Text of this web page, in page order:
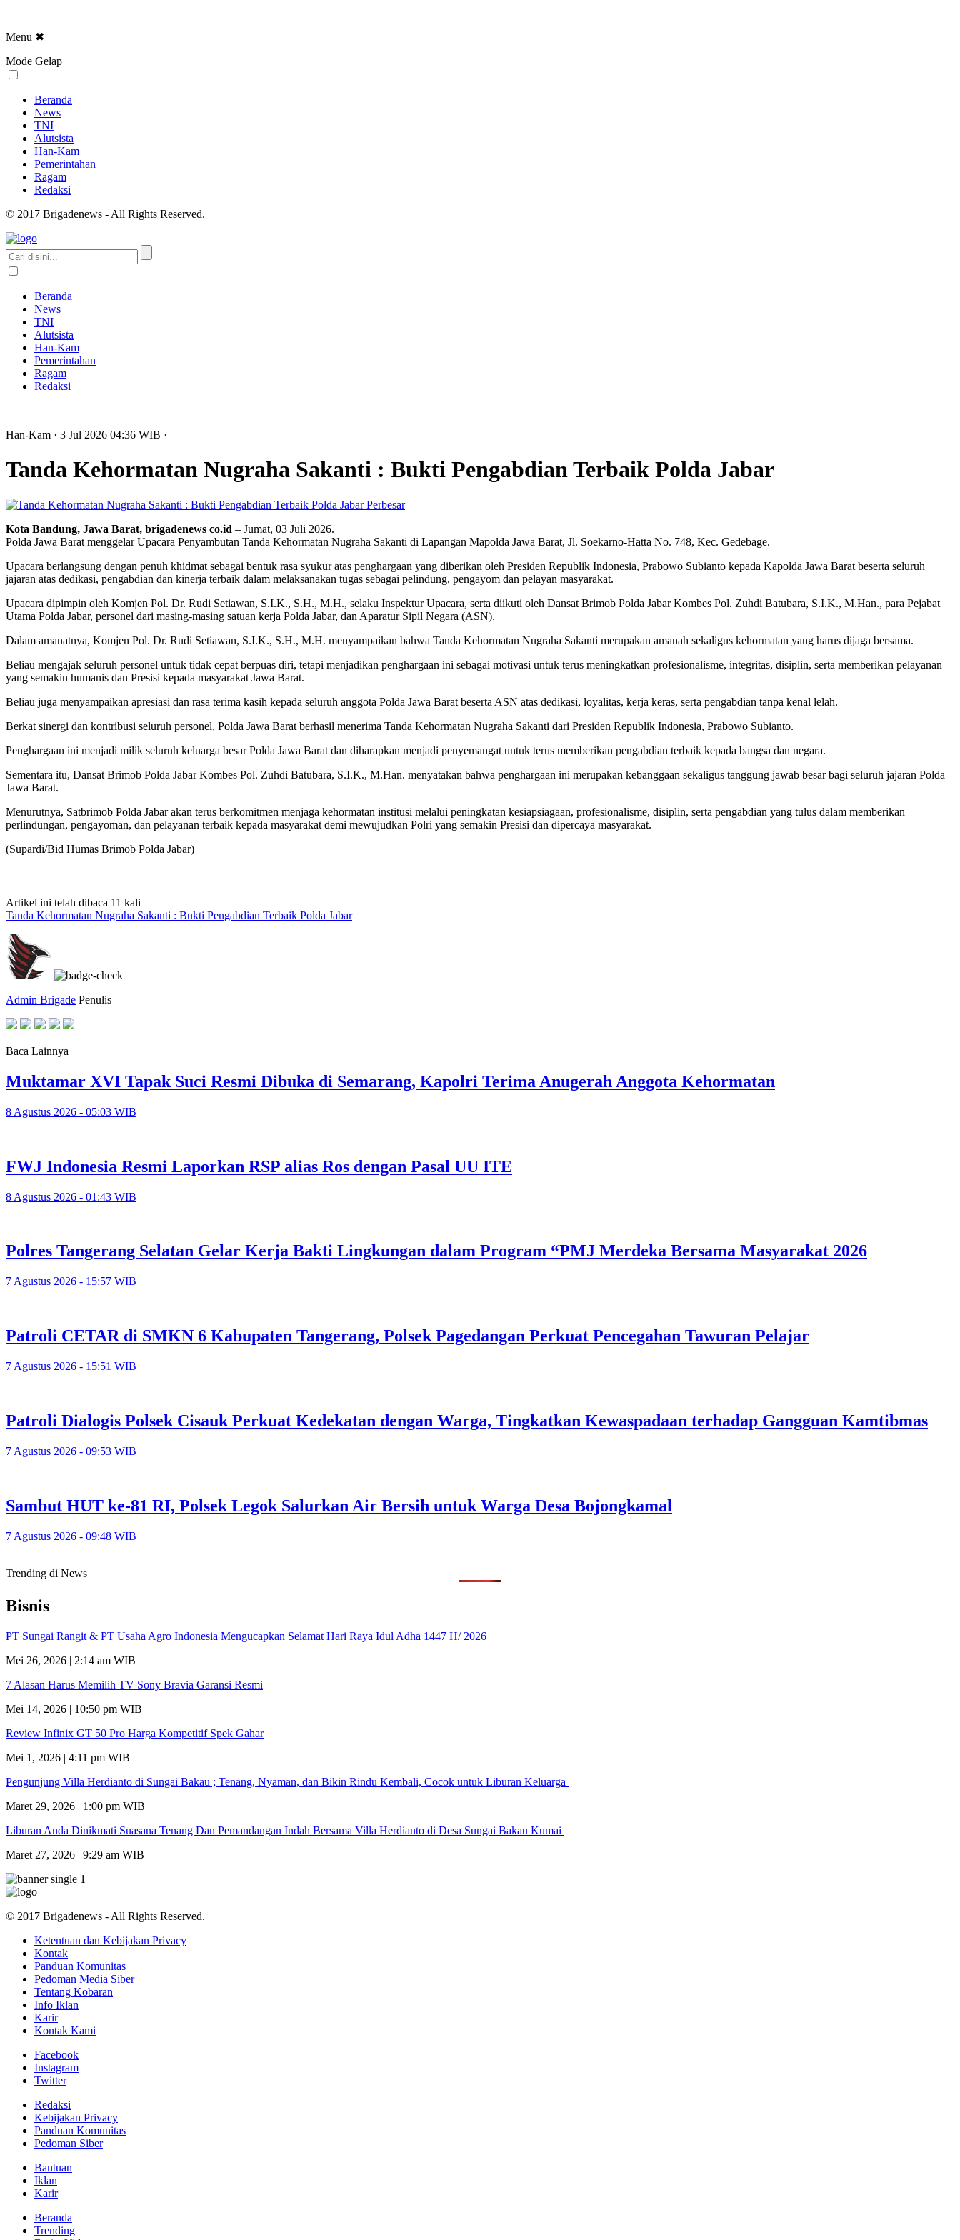
Menu ✖
Mode Gelap
Beranda
News
TNI
Alutsista
Han-Kam
Pemerintahan
Ragam
Redaksi
© 2017 Brigadenews - All Rights Reserved.
Beranda
News
TNI
Alutsista
Han-Kam
Pemerintahan
Ragam
Redaksi
Han-Kam · 3 Jul 2026 04:36 WIB ·
Tanda Kehormatan Nugraha Sakanti : Bukti Pengabdian Terbaik Polda Jabar
Perbesar
Kota Bandung, Jawa Barat, brigadenews co.id – Jumat, 03 Juli 2026.
Polda Jawa Barat menggelar Upacara Penyambutan Tanda Kehormatan Nugraha Sakanti di Lapangan Mapolda Jawa Barat, Jl. Soekarno-Hatta No. 748, Kec. Gedebage.
Upacara berlangsung dengan penuh khidmat sebagai bentuk rasa syukur atas penghargaan yang diberikan oleh Presiden Republik Indonesia, Prabowo Subianto kepada Kapolda Jawa Barat beserta seluruh
jajaran atas dedikasi, pengabdian dan kinerja terbaik dalam melaksanakan tugas sebagai pelindung, pengayom dan pelayan masyarakat.
Upacara dipimpin oleh Komjen Pol. Dr. Rudi Setiawan, S.I.K., S.H., M.H., selaku Inspektur Upacara, serta diikuti oleh Dansat Brimob Polda Jabar Kombes Pol. Zuhdi Batubara, S.I.K., M.Han., para Pejabat
Utama Polda Jabar, personel dari masing-masing satuan kerja Polda Jabar, dan Aparatur Sipil Negara (ASN).
Dalam amanatnya, Komjen Pol. Dr. Rudi Setiawan, S.I.K., S.H., M.H. menyampaikan bahwa Tanda Kehormatan Nugraha Sakanti merupakan amanah sekaligus kehormatan yang harus dijaga bersama.
Beliau mengajak seluruh personel untuk tidak cepat berpuas diri, tetapi menjadikan penghargaan ini sebagai motivasi untuk terus meningkatkan profesionalisme, integritas, disiplin, serta memberikan pelayanan
yang semakin humanis dan Presisi kepada masyarakat Jawa Barat.
Beliau juga menyampaikan apresiasi dan rasa terima kasih kepada seluruh anggota Polda Jawa Barat beserta ASN atas dedikasi, loyalitas, kerja keras, serta pengabdian tanpa kenal lelah.
Berkat sinergi dan kontribusi seluruh personel, Polda Jawa Barat berhasil menerima Tanda Kehormatan Nugraha Sakanti dari Presiden Republik Indonesia, Prabowo Subianto.
Penghargaan ini menjadi milik seluruh keluarga besar Polda Jawa Barat dan diharapkan menjadi penyemangat untuk terus memberikan pengabdian terbaik kepada bangsa dan negara.
Sementara itu, Dansat Brimob Polda Jabar Kombes Pol. Zuhdi Batubara, S.I.K., M.Han. menyatakan bahwa penghargaan ini merupakan kebanggaan sekaligus tanggung jawab besar bagi seluruh jajaran Polda
Jawa Barat.
Menurutnya, Satbrimob Polda Jabar akan terus berkomitmen menjaga kehormatan institusi melalui peningkatan kesiapsiagaan, profesionalisme, disiplin, serta pengabdian yang tulus dalam memberikan
perlindungan, pengayoman, dan pelayanan terbaik kepada masyarakat demi mewujudkan Polri yang semakin Presisi dan dipercaya masyarakat.
(Supardi/Bid Humas Brimob Polda Jabar)
Artikel ini telah dibaca 11 kali
Tanda Kehormatan Nugraha Sakanti : Bukti Pengabdian Terbaik Polda Jabar
Admin Brigade Penulis
Baca Lainnya
Muktamar XVI Tapak Suci Resmi Dibuka di Semarang, Kapolri Terima Anugerah Anggota Kehormatan
8 Agustus 2026 - 05:03 WIB
FWJ Indonesia Resmi Laporkan RSP alias Ros dengan Pasal UU ITE
8 Agustus 2026 - 01:43 WIB
Polres Tangerang Selatan Gelar Kerja Bakti Lingkungan dalam Program “PMJ Merdeka Bersama Masyarakat 2026
7 Agustus 2026 - 15:57 WIB
Patroli CETAR di SMKN 6 Kabupaten Tangerang, Polsek Pagedangan Perkuat Pencegahan Tawuran Pelajar
7 Agustus 2026 - 15:51 WIB
Patroli Dialogis Polsek Cisauk Perkuat Kedekatan dengan Warga, Tingkatkan Kewaspadaan terhadap Gangguan Kamtibmas
7 Agustus 2026 - 09:53 WIB
Sambut HUT ke-81 RI, Polsek Legok Salurkan Air Bersih untuk Warga Desa Bojongkamal
7 Agustus 2026 - 09:48 WIB
Trending di News
Bisnis
PT Sungai Rangit & PT Usaha Agro Indonesia Mengucapkan Selamat Hari Raya Idul Adha 1447 H/ 2026
Mei 26, 2026 | 2:14 am WIB
7 Alasan Harus Memilih TV Sony Bravia Garansi Resmi
Mei 14, 2026 | 10:50 pm WIB
Review Infinix GT 50 Pro Harga Kompetitif Spek Gahar
Mei 1, 2026 | 4:11 pm WIB
Pengunjung Villa Herdianto di Sungai Bakau ; Tenang, Nyaman, dan Bikin Rindu Kembali, Cocok untuk Liburan Keluarga
Maret 29, 2026 | 1:00 pm WIB
Liburan Anda Dinikmati Suasana Tenang Dan Pemandangan Indah Bersama Villa Herdianto di Desa Sungai Bakau Kumai
Maret 27, 2026 | 9:29 am WIB
© 2017 Brigadenews - All Rights Reserved.
Ketentuan dan Kebijakan Privacy
Kontak
Panduan Komunitas
Pedoman Media Siber
Tentang Kobaran
Info Iklan
Karir
Kontak Kami
Facebook
Instagram
Twitter
Redaksi
Kebijakan Privacy
Panduan Komunitas
Pedoman Siber
Bantuan
Iklan
Karir
Beranda
Trending